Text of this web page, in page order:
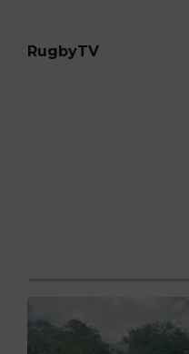
RugbyTV